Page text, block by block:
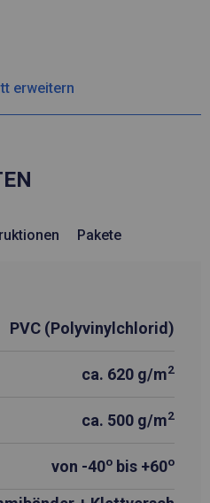
erweitern
Pakete
PVC (Polyvinylchlorid)
ca. 620 g/m2
ca. 500 g/m2
von -40o bis +60o